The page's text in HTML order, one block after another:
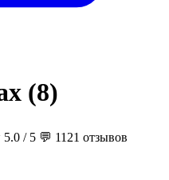
(8)
5.0 / 5 💬 1121 отзывов